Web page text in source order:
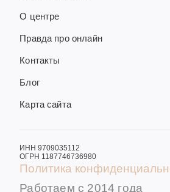
О центре
Правда про онлайн
Контакты
Блог
Карта сайта
Работаем с 2014 года
ИНН 9709035112
ОГРН 1187746736980
Политика